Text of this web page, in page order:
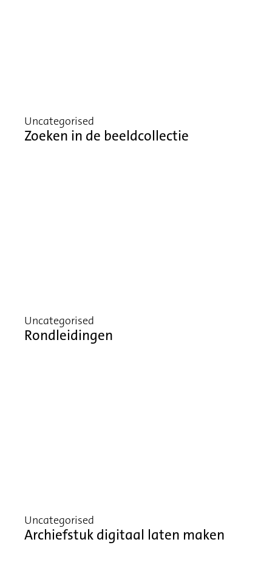
Uncategorised
Zoeken in de beeldcollectie
Uncategorised
Rondleidingen
Uncategorised
Archiefstuk digitaal laten maken